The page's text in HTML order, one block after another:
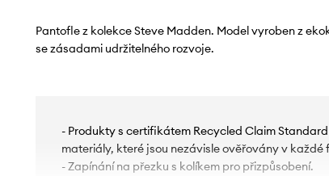
Pantofle z kolekce Steve Madden. Model vyroben z
se zásadami udržitelného rozvoje.
- Produkty s certifikátem Recycled Claim
materiály, které jsou nezávisle ověřovány v
- Zapínání na přezku s kolíkem pro přizpůsobení.